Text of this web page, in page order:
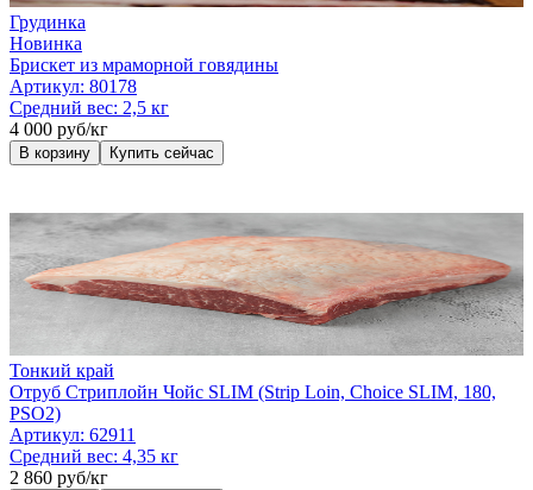
Грудинка
Новинка
Брискет из мраморной говядины
Артикул: 80178
Средний вес: 2,5 кг
4 000 руб/кг
В корзину Купить сейчас
Тонкий край
Отруб Стриплойн Чойс SLIM (Strip Loin, Choice SLIM, 180,
PSO2)
Артикул: 62911
Средний вес: 4,35 кг
2 860 руб/кг